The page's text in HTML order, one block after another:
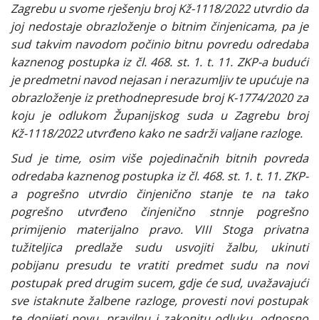
Zagrebu u svome rješenju broj Kž-1118/2022 utvrdio da
joj nedostaje obrazloženje o bitnim činjenicama, pa je
sud takvim navodom počinio bitnu povredu odredaba
kaznenog postupka iz čl. 468. st. 1. t. 11. ZKP-a budući
je predmetni navod nejasan i nerazumljiv te upućuje na
obrazloženje iz prethodnepresude broj K-1774/2020 za
koju je odlukom Županijskog suda u Zagrebu broj
Kž-1118/2022 utvrđeno kako ne sadrži valjane razloge.
Sud je time, osim više pojedinačnih bitnih povreda
odredaba kaznenog postupka iz čl. 468. st. 1. t. 11. ZKP-
a pogrešno utvrdio činjenično stanje te na tako
pogrešno utvrđeno činjenično stnnje pogrešno
primijenio materijalno pravo. VIII Stoga privatna
tužiteljica predlaže sudu usvojiti žalbu, ukinuti
pobijanu presudu te vratiti predmet sudu na novi
postupak pred drugim sucem, gdje će sud, uvažavajući
sve istaknute žalbene razloge, provesti novi postupak